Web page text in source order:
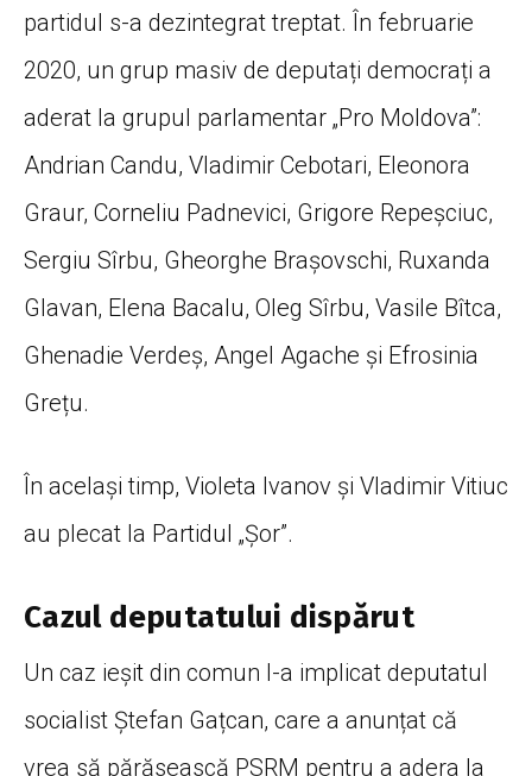
partidul s-a dezintegrat treptat. În februarie
2020, un grup masiv de deputați democrați a
aderat la grupul parlamentar „Pro Moldova”:
Andrian Candu, Vladimir Cebotari, Eleonora
Graur, Corneliu Padnevici, Grigore Repeșciuc,
Sergiu Sîrbu, Gheorghe Brașovschi, Ruxanda
Glavan, Elena Bacalu, Oleg Sîrbu, Vasile Bîtca,
Ghenadie Verdeș, Angel Agache și Efrosinia
Grețu.
În același timp, Violeta Ivanov și Vladimir Vitiuc
au plecat la Partidul „Șor”.
Cazul deputatului dispărut
Un caz ieșit din comun l-a implicat deputatul
socialist Ștefan Gațcan, care a anunțat că
vrea să părăsească PSRM pentru a adera la